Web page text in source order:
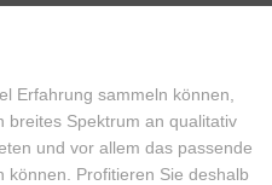
Erfahrung sammeln können,
breites Spektrum an qualitativ
und vor allem das passende
können. Profitieren Sie deshalb